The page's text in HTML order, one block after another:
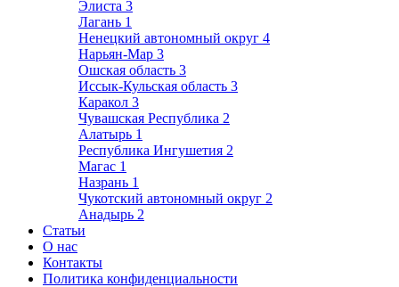
Элиста 3
Лагань 1
Ненецкий автономный округ 4
Нарьян-Мар 3
Ошская область 3
Иссык-Кульская область 3
Каракол 3
Чувашская Республика 2
Алатырь 1
Республика Ингушетия 2
Магас 1
Назрань 1
Чукотский автономный округ 2
Анадырь 2
Статьи
О нас
Контакты
Политика конфиденциальности